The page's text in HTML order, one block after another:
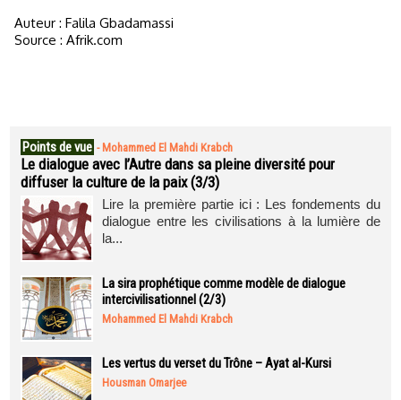
Auteur : Falila Gbadamassi
Source : Afrik.com
Points de vue - Mohammed El Mahdi Krabch
Le dialogue avec l’Autre dans sa pleine diversité pour
diffuser la culture de la paix (3/3)
Lire la première partie ici : Les fondements du
dialogue entre les civilisations à la lumière de
la...
La sira prophétique comme modèle de dialogue
intercivilisationnel (2/3)
Mohammed El Mahdi Krabch
Les vertus du verset du Trône – Ayat al-Kursi
Housman Omarjee